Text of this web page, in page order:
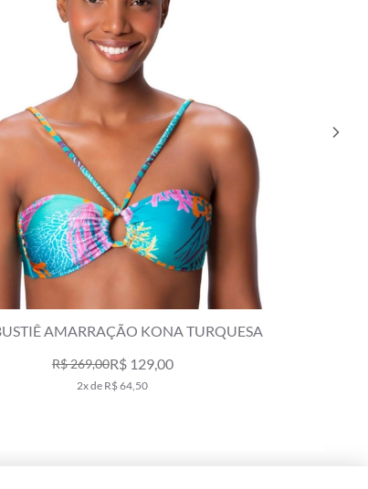
TOP BUSTIÊ AMARRAÇÃO KONA TURQUESA
R$ 269,00
2x de R$ 64,50